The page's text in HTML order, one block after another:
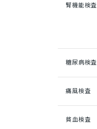
腎機能検査
糖尿病検査
痛風検査
貧血検査